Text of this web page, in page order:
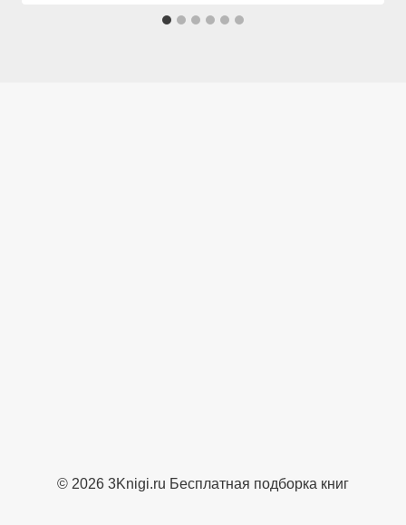
© 2026 3Knigi.ru Бесплатная подборка книг